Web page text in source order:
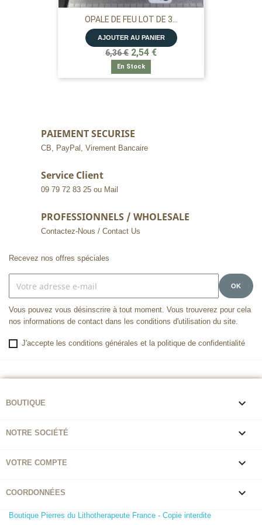
OPALE DE FEU LOT DE 3...
AJOUTER AU PANIER
6,36 € 2,54 €
En Stock
PAIEMENT SECURISE
CB, PayPal, Virement Bancaire
Service Client
09 79 72 83 25 ou Mail
PROFESSIONNELS / WHOLESALE
Contactez-Nous / Contact Us
Recevez nos offres spéciales
Vous pouvez vous désinscrire à tout moment. Vous trouverez pour cela
nos informations de contact dans les conditions d'utilisation du site.
J'accepte les conditions générales et la politique de confidentialité
BOUTIQUE 
NOTRE SOCIÉTÉ 
VOTRE COMPTE 
COORDONNÉES 
Boutique Pierres du Lithotherapeute France - Copie interdite